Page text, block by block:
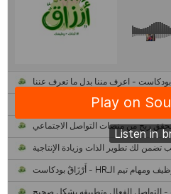
"رواد 2030″